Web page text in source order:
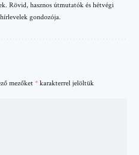
Rövid, hasznos útmutatók és hétvégi
gondozója.
mezőket * karakterrel jelöltük